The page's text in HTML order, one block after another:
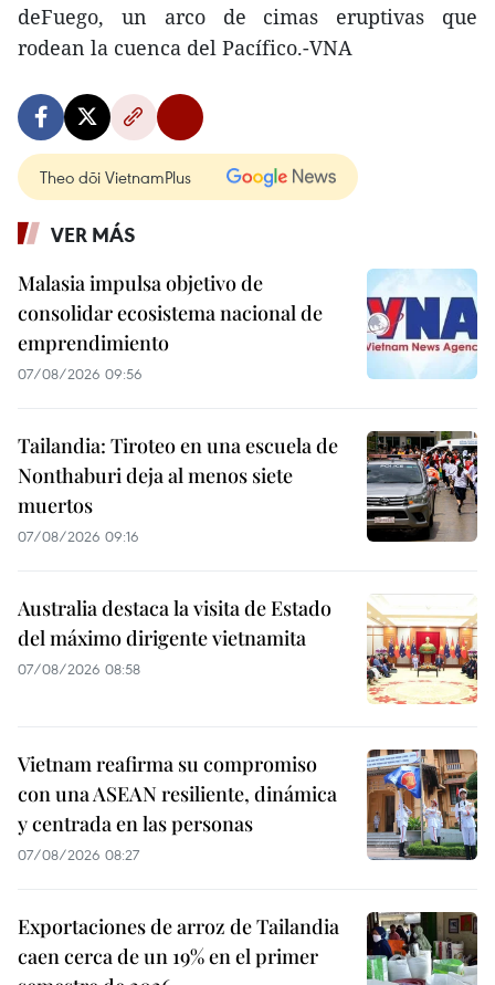
deFuego, un arco de cimas eruptivas que
rodean la cuenca del Pacífico.-VNA
Theo dõi VietnamPlus
VER MÁS
Malasia impulsa objetivo de
consolidar ecosistema nacional de
emprendimiento
07/08/2026 09:56
Tailandia: Tiroteo en una escuela de
Nonthaburi deja al menos siete
muertos
07/08/2026 09:16
Australia destaca la visita de Estado
del máximo dirigente vietnamita
07/08/2026 08:58
Vietnam reafirma su compromiso
con una ASEAN resiliente, dinámica
y centrada en las personas
07/08/2026 08:27
Exportaciones de arroz de Tailandia
caen cerca de un 19% en el primer